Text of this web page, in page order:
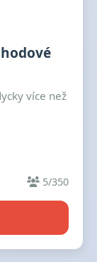
více než
5/350